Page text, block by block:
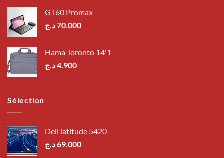
GT60 Promax
70.000د.ج
Hama Toronto 14'1
4.900د.ج
Sélection
Dell latitude 5420
69.000د.ج